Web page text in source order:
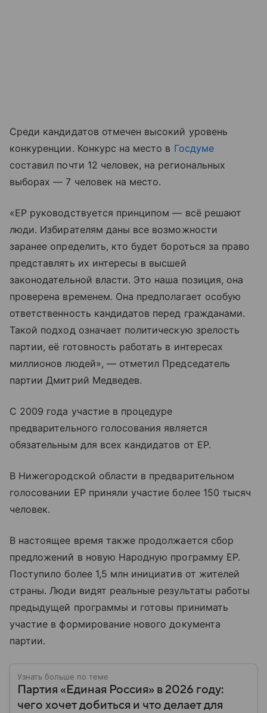
Среди кандидатов отмечен высокий уровень
конкуренции. Конкурс на место в Госдуме
составил почти 12 человек, на региональных
выборах — 7 человек на место.
«ЕР руководствуется принципом — всё решают
люди. Избирателям даны все возможности
заранее определить, кто будет бороться за право
представлять их интересы в высшей
законодательной власти. Это наша позиция, она
проверена временем. Она предполагает особую
ответственность кандидатов перед гражданами.
Такой подход означает политическую зрелость
партии, её готовность работать в интересах
миллионов людей», — отметил Председатель
партии Дмитрий Медведев.
С 2009 года участие в процедуре
предварительного голосования является
обязательным для всех кандидатов от ЕР.
В Нижегородской области в предварительном
голосовании ЕР приняли участие более 150 тысяч
человек.
В настоящее время также продолжается сбор
предложений в новую Народную программу ЕР.
Поступило более 1,5 млн инициатив от жителей
страны. Люди видят реальные результаты работы
предыдущей программы и готовы принимать
участие в формирование нового документа
партии.
Узнать больше по теме
Партия «Единая Россия» в 2026 году:
чего хочет добиться и что делает для